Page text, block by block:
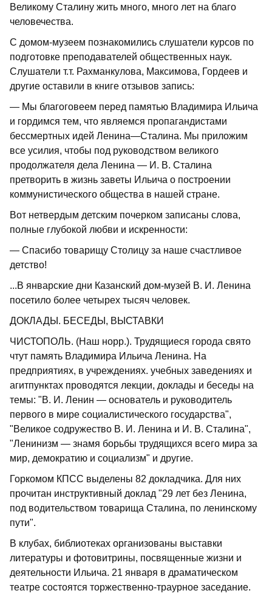
Великому Сталину жить много, много лет на благо
человечества.
С домом-музеем познакомились слушатели курсов по
подготовке преподавателей общественных наук.
Слушатели т.т. Рахманкулова, Максимова, Гордеев и
другие оставили в книге отзывов запись:
— Мы благоговеем перед памятью Владимира Ильича
и гордимся тем, что являемся пропагандистами
бессмертных идей Ленина—Сталина. Мы приложим
все усилия, чтобы под руководством великого
продолжателя дела Ленина — И. В. Сталина
претворить в жизнь заветы Ильича о построении
коммунистического общества в нашей стране.
Вот нетвердым детским почерком записаны слова,
полные глубокой любви и искренности:
— Спасибо товарищу Столицу за наше счастливое
детство!
...В январские дни Казанский дом-музей В. И. Ленина
посетило более четырех тысяч человек.
ДОКЛАДЫ. БЕСЕДЫ, ВЫСТАВКИ
ЧИСТОПОЛЬ. (Наш норр.). Трудящиеся города свято
чтут память Владимира Ильича Ленина. На
предприятиях, в учреждениях. учебных заведениях и
агитпунктах проводятся лекции, доклады и беседы на
темы: "В. И. Ленин — основатель и руководитель
первого в мире социалистического государства",
"Великое содружество В. И. Ленина и И. В. Сталина",
"Ленинизм — знамя борьбы трудящихся всего мира за
мир, демократию и социализм" и другие.
Горкомом КПСС выделены 82 докладчика. Для них
прочитан инструктивный доклад "29 лет без Ленина,
под водительством товарища Сталина, по ленинскому
пути".
В клубах, библиотеках организованы выставки
литературы и фотовитрины, посвященные жизни и
деятельности Ильича. 21 января в драматическом
театре состоятся торжественно-траурное заседание.